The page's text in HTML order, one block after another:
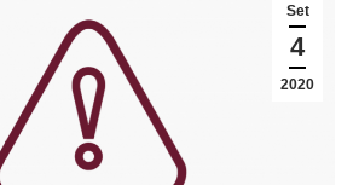
Set
4
2020